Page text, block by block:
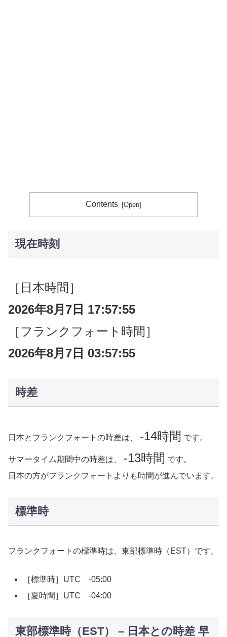
Contents
現在時刻
［日本時間］
2026年8月7日 17:57:55
［フランクフォート時間］
2026年8月7日 03:57:55
時差
日本とフランクフォートの時差は、 -14時間 です。
サマータイム期間中の時差は、 -13時間 です。
日本の方がフランクフォートよりも時間が進んでいます。
標準時
フランクフォートの標準時は、東部標準時（EST）です。
［標準時］UTC -05:00
［夏時間］UTC -04:00
東部標準時（EST） – 日本との時差 早